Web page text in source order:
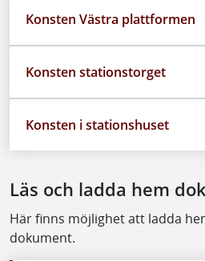
Konsten Västra plattformen
Konsten stationstorget
Konsten i stationshuset
Läs och ladda hem
Här finns möjlighet att ladda
dokument.